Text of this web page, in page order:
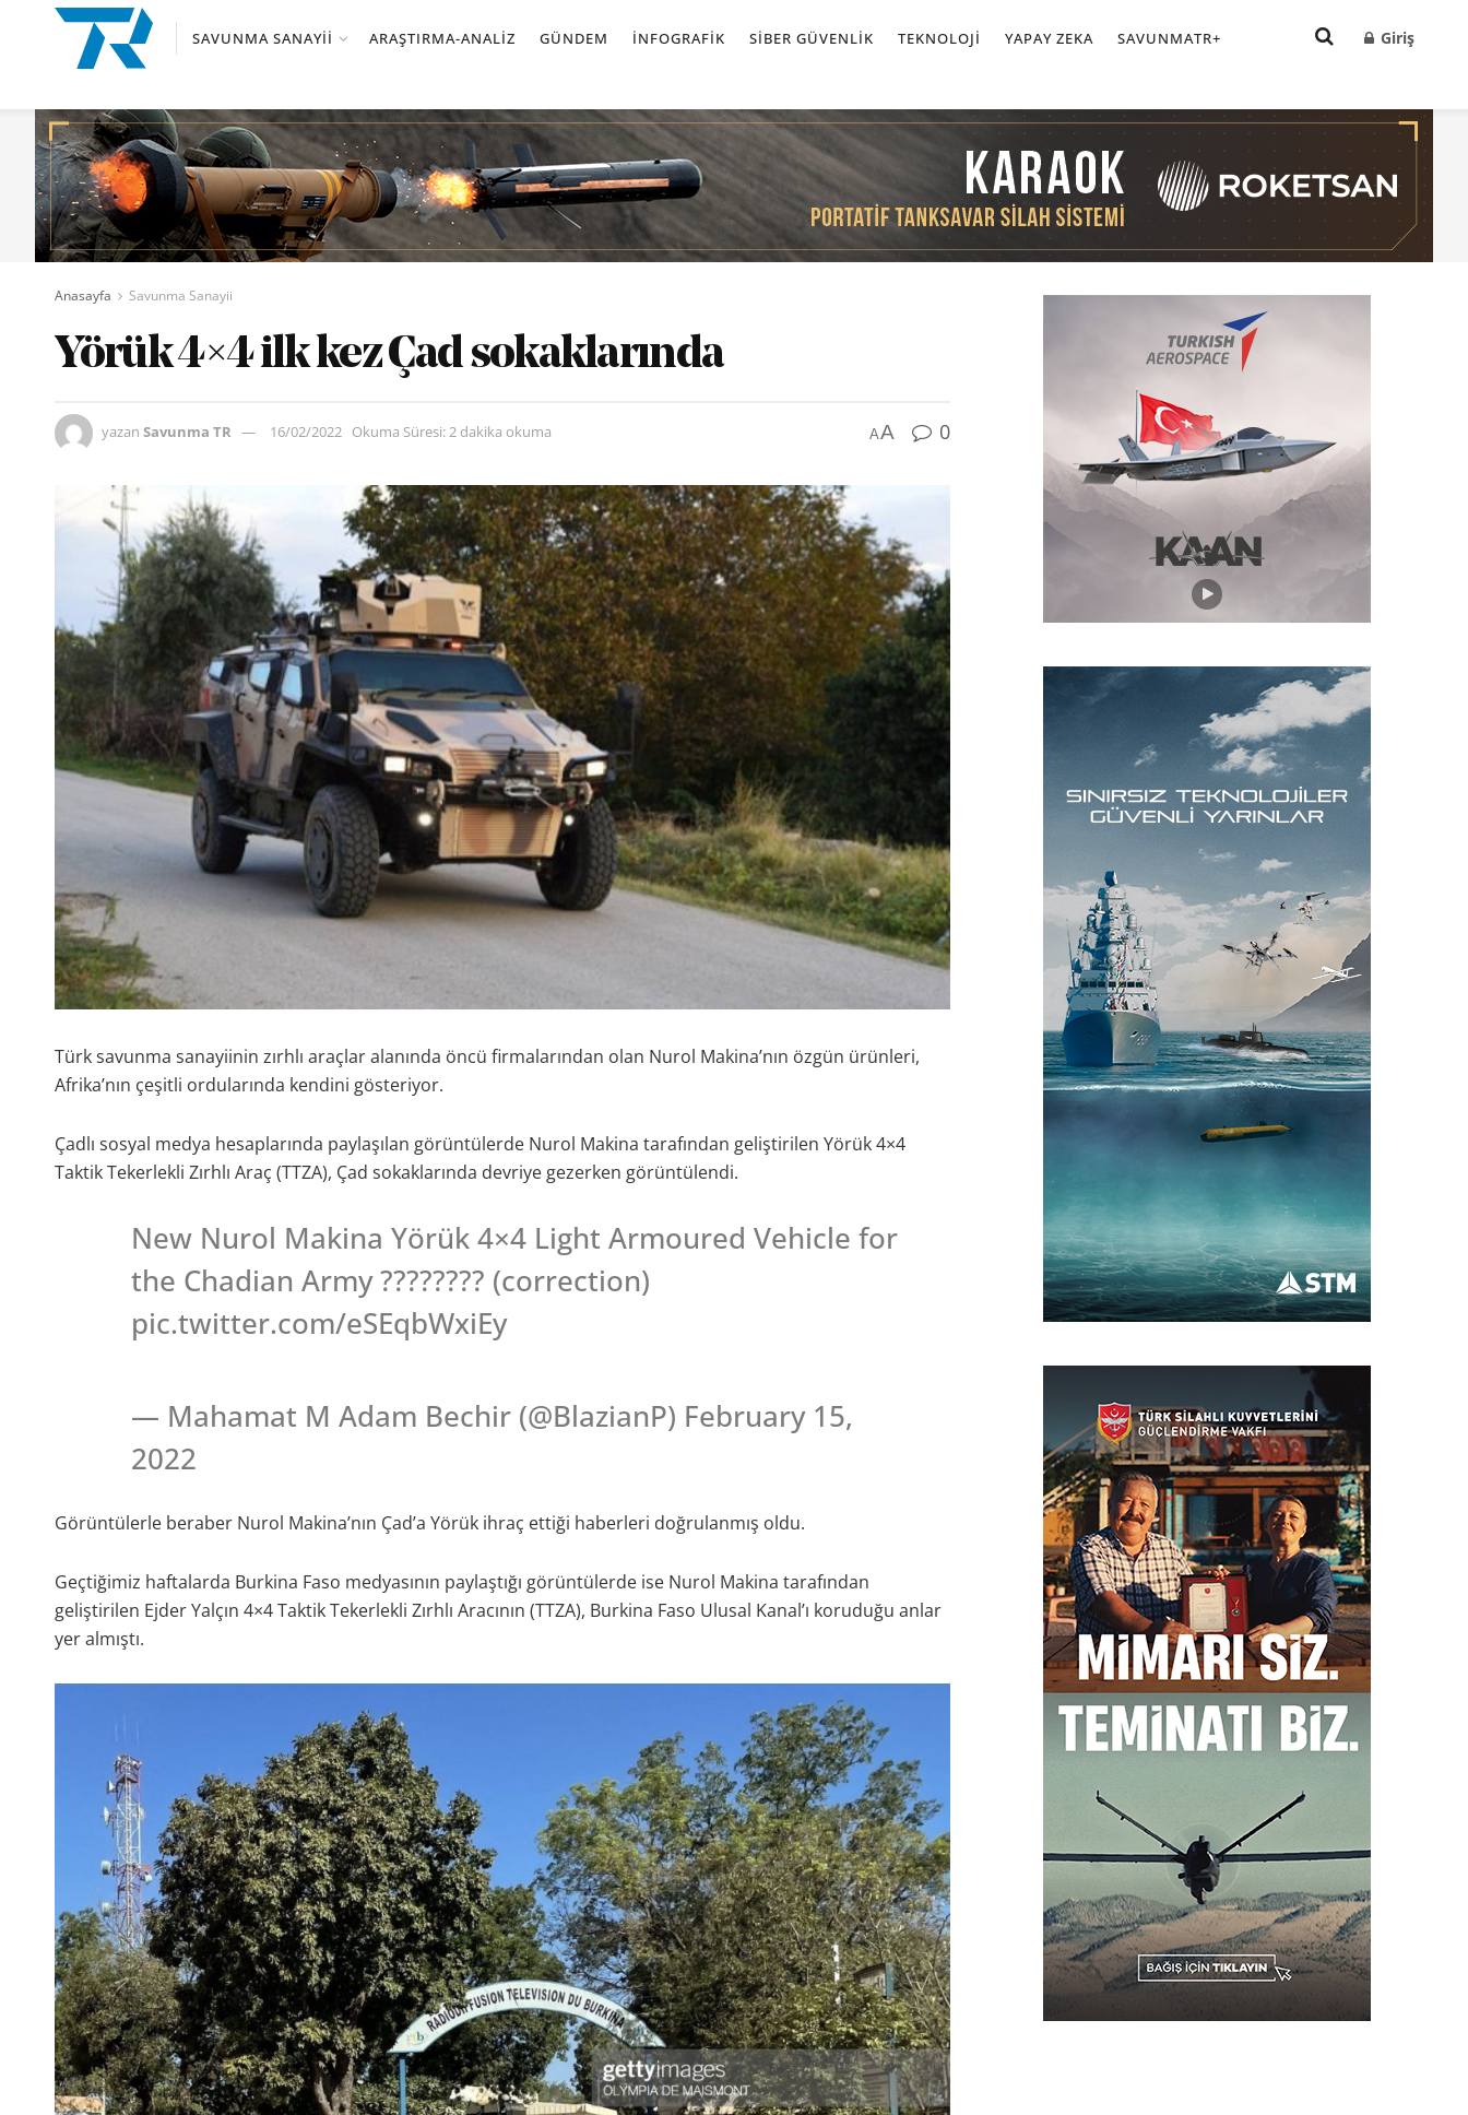
SAVUNMA SANAYII ARAŞTIRMA-ANALIZ GÜNDEM İNFOGRAFIK SIBER GÜVENLIK TEKNOLOJI YAPAY ZEKA SAVUNMATR+ Giriş
Anasayfa Savunma Sanayii
Yörük 4×4 ilk kez Çad sokaklarında
yazan Savunma TR 16/02/2022 Okuma Süresi: 2 dakika okuma AA 0
Türk savunma sanayiinin zırhlı araçlar alanında öncü firmalarından olan Nurol Makina’nın özgün ürünleri,
Afrika’nın çeşitli ordularında kendini gösteriyor.
Çadlı sosyal medya hesaplarında paylaşılan görüntülerde Nurol Makina tarafından geliştirilen Yörük 4×4
Taktik Tekerlekli Zırhlı Araç (TTZA), Çad sokaklarında devriye gezerken görüntülendi.
New Nurol Makina Yörük 4×4 Light Armoured Vehicle for
the Chadian Army ???????? (correction)
pic.twitter.com/eSEqbWxiEy
— Mahamat M Adam Bechir (@BlazianP) February 15,
2022
Görüntülerle beraber Nurol Makina’nın Çad’a Yörük ihraç ettiği haberleri doğrulanmış oldu.
Geçtiğimiz haftalarda Burkina Faso medyasının paylaştığı görüntülerde ise Nurol Makina tarafından
geliştirilen Ejder Yalçın 4×4 Taktik Tekerlekli Zırhlı Aracının (TTZA), Burkina Faso Ulusal Kanal’ı koruduğu anlar
yer almıştı.